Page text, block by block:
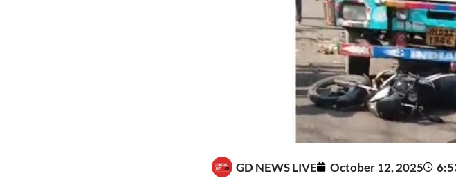
GD NEWS LIVE October 12, 2025